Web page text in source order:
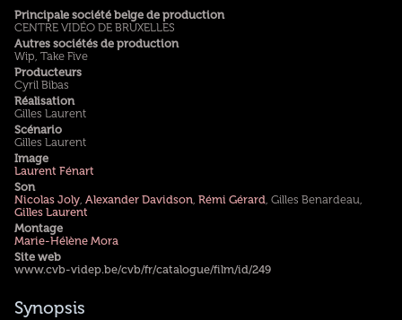
Principale société belge de production
CENTRE VIDÉO DE BRUXELLES
Autres sociétés de production
Wip, Take Five
Producteurs
Cyril Bibas
Réalisation
Gilles Laurent
Scénario
Gilles Laurent
Image
Laurent Fénart
Son
Nicolas Joly, Alexander Davidson Rémi Gérard , Gilles Benardeau,
Gilles Laurent
Montage
Marie-Hélène Mora
Site web
www.cvb-videp.be/cvb/fr/catalogue/film/id/249
Synopsis